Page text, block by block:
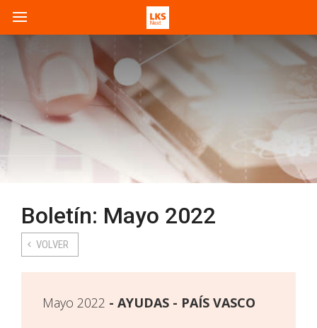
Boletín: Mayo 2022
VOLVER
Mayo 2022 AYUDAS - PAÍS VASCO